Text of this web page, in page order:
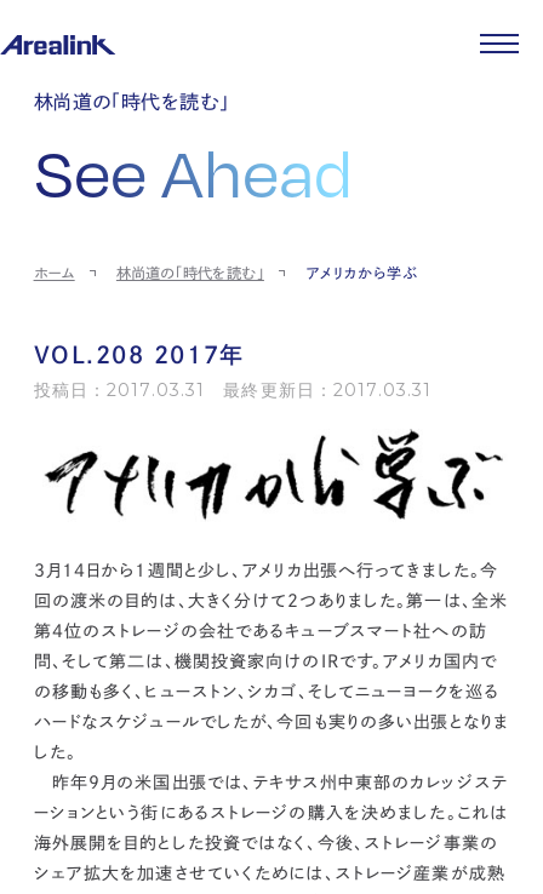
企業情報
企業理念
会社概要
コーポレートガバナンス
ストレージ事業
パートナー制度
土地権利整備事業
IR情報
IRカレンダー
IRポリシー
ストレージ室数実績
よくある質問・用語集
IRメール登録
ニュース
商品情報
先輩社員インタビュー
中途採用
お問い合わせ
asul
サイト
ーム
カスタマーハラスメントポリ
プライバシーポリシー
情報セキュリティ・DX方針及び戦略 サイトマップ
©2025 AREALINK.
林尚道の「時代を読む」
See Ahead
ホーム 林尚道の「時代を読む」 アメリカから学ぶ
VOL.208 2017年
投稿日：2017.03.31 最終更新日：2017.03.31
3月14日から1週間と少し、アメリカ出張へ行ってきました。今
回の渡米の目的は、大きく分けて2つありました。第一は、全米
第4位のストレージの会社であるキューブスマート社への訪
問、そして第二は、機関投資家向けのIRです。アメリカ国内で
の移動も多く、ヒューストン、シカゴ、そしてニューヨークを巡る
ハードなスケジュールでしたが、今回も実りの多い出張となりま
した。
昨年9月の米国出張では、テキサス州中東部のカレッジステ
ーションという街にあるストレージの購入を決めました。これは
海外展開を目的とした投資ではなく、 今後、ストレージ事業の
シェア拡大を加速させていくためには、ストレージ産業が成熟